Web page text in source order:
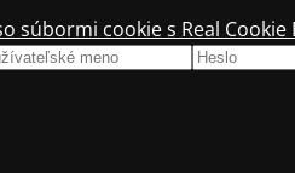
súbormi cookie s Real